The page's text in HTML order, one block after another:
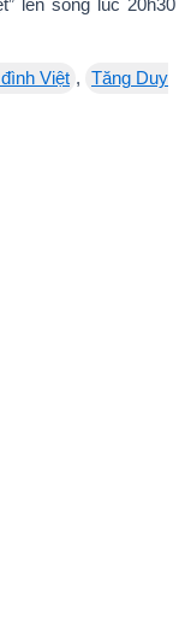
lên sóng lúc 20h30
Việt ,
Tăng Duy